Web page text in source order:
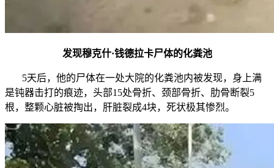
发现穆克什·钱德拉卡尸体的化粪池
5天后，他的尸体在一处大院的化粪池内被发现，身上满
是钝器击打的痕迹，头部15处骨折、颈部骨折、肋骨断裂5
根，整颗心脏被掏出，肝脏裂成4块，死状极其惨烈。